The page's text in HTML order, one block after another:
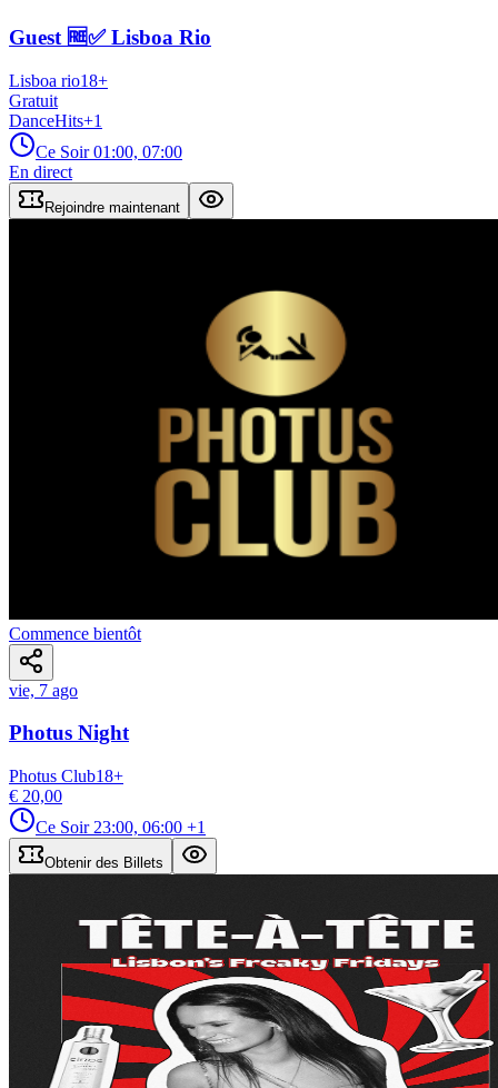
Guest 🆓✅ Lisboa Rio
Lisboa rio18+
Gratuit
DanceHits+1
Ce Soir 01:00, 07:00
En direct
Rejoindre maintenant
Commence bientôt
vie, 7 ago
Photus Night
Photus Club18+
€ 20,00
Ce Soir 23:00, 06:00 +1
Obtenir des Billets